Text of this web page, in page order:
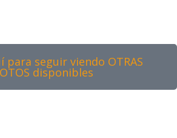
para seguir viendo OTRAS
disponibles